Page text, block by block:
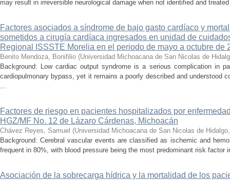
may result in irreversible neurological damage when not identified and
Factores asociados a síndrome de bajo gasto cardíaco y
sometidos a cirugía cardíaca ingresados en unidad de
Regional ISSSTE Morelia en el periodo de mayo a octubre de
Benito Mendoza, Bonifilio (Universidad Michoacana de San Nicolas de
Background: Low cardiac output syndrome is a serious complication in
cardiopulmonary bypass, yet it remains a poorly described and understood
...
Factores de riesgo en pacientes hospitalizados por
HGZ/MF No. 12 de Lázaro Cárdenas, Michoacán
Chávez Reyes, Samuel (Universidad Michoacana de San Nicolas de Hidalgo
Background: Cerebral vascular events are classified as ischemic and
frequent in 80%, with blood pressure being the most predominant risk factor
Asociación de la sobrecarga hídrica y la mortalidad de los